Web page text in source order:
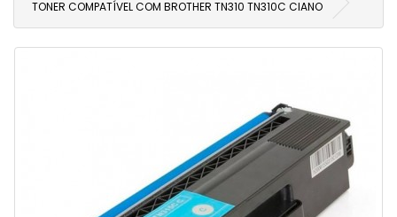
TONER COMPATÍVEL COM BROTHER TN310 TN310C CIANO